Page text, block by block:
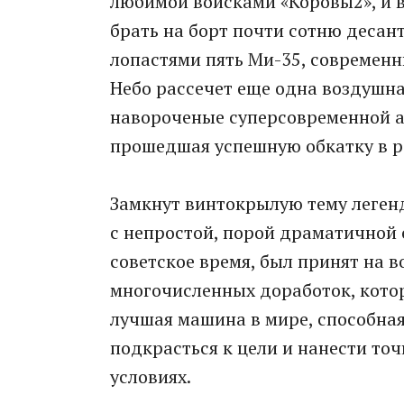
брать на борт почти сотню
лопастями пять Ми-35,
Небо рассечет еще одна
навороченые суперсовременной
прошедшая успешную обкатку в
Замкнут винтокрылую тему
с непростой, порой
советское время, был принят на
многочисленных доработок,
лучшая машина в мире,
подкрасться к цели и нанести
условиях.